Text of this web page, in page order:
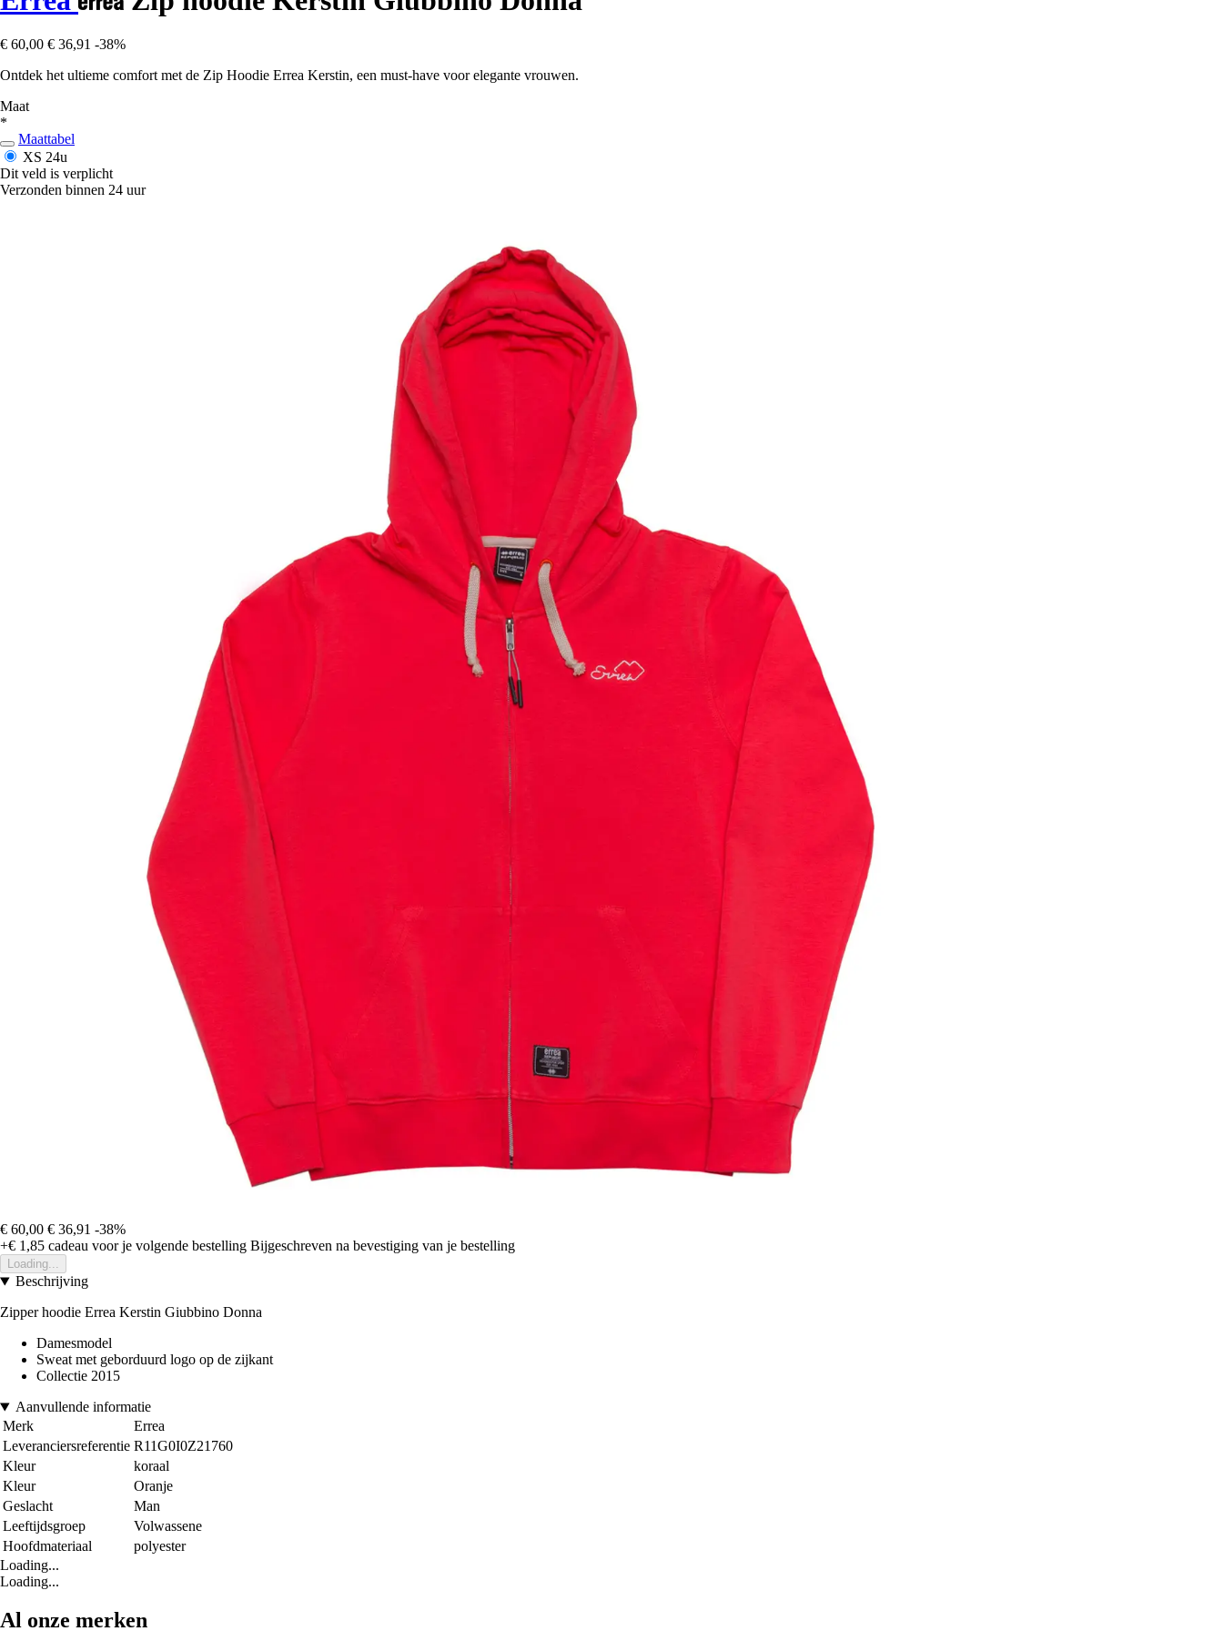
€ 60,00 € 36,91 -38%
Ontdek het ultieme comfort met de Zip Hoodie Errea Kerstin, een must-have voor elegante vrouwen.
Maat
*
Maattabel
XS 24u
Dit veld is verplicht
Verzonden binnen 24 uur
€ 60,00 € 36,91 -38%
+€ 1,85 cadeau voor je volgende bestelling Bijgeschreven na bevestiging van je bestelling
Loading...
Beschrijving
Zipper hoodie Errea Kerstin Giubbino Donna
Damesmodel
Sweat met geborduurd logo op de zijkant
Collectie 2015
Aanvullende informatie
Merk
Errea
Leveranciersreferentie R11G0I0Z21760
Kleur
koraal
Kleur
Oranje
Geslacht
Man
Leeftijdsgroep
Volwassene
Hoofdmateriaal
polyester
Loading...
Loading...
Al onze merken